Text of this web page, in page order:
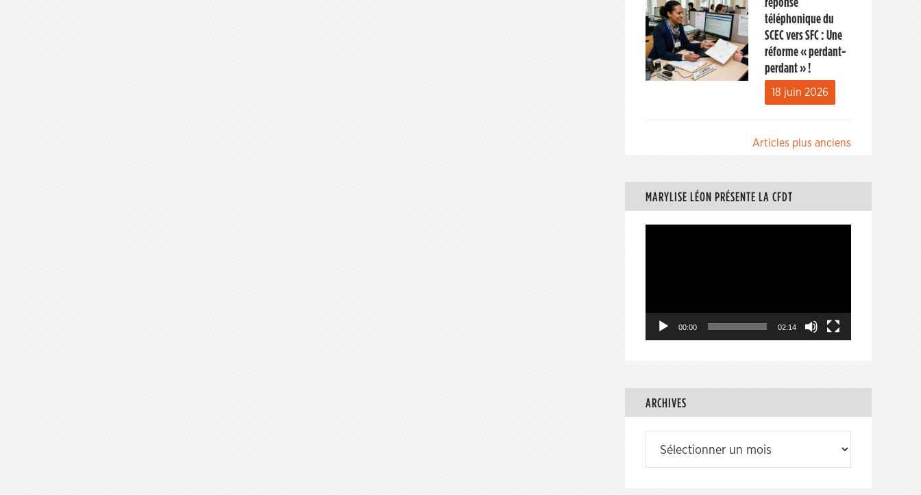
réponse
téléphonique du
SCEC vers SFC : Une
réforme « perdant-
perdant » !
18 juin 2026
articles
Articles plus anciens
MARYLISE LÉON PRÉSENTE LA CFDT
00:00 02:14
ARCHIVES